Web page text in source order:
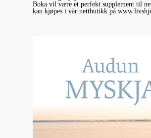
Boka vil være et perfekt supplement til
kan kjøpes i vår nettbutikk på